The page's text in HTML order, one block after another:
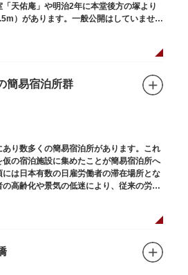
天佑庵」や明治2年に本堂後方の塚より
）があります。一般公開はしていません
あります。
簡易宿泊所群
り数多くの簡易宿泊所があります。これ
の宿泊施設に集めたことが簡易宿泊所へ
は日本有数の日雇労働者の滞在場所とな
高齢化や景気の低迷により、従来の労働
ています。